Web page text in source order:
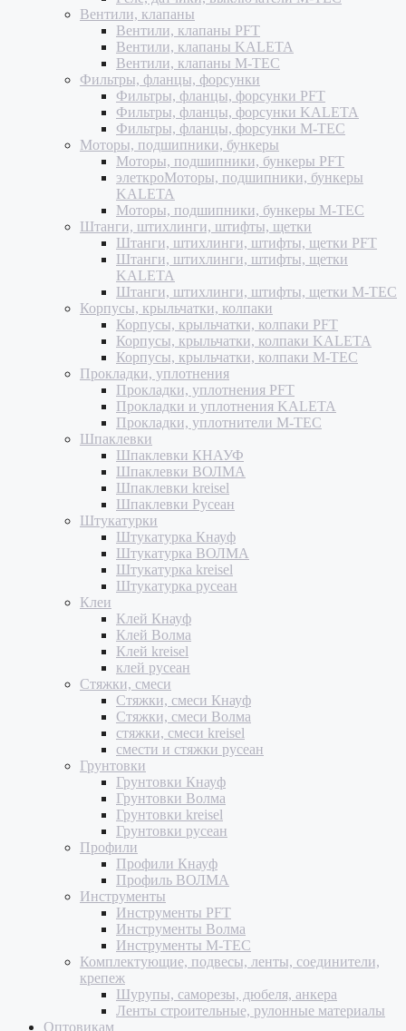
Вентили, клапаны
Вентили, клапаны PFT
Вентили, клапаны KALETA
Вентили, клапаны M-TEC
Фильтры, фланцы, форсунки
Фильтры, фланцы, форсунки PFT
Фильтры, фланцы, форсунки KALETA
Фильтры, фланцы, форсунки M-TEC
Моторы, подшипники, бункеры
Моторы, подшипники, бункеры PFT
элеткроМоторы, подшипники, бункеры
KALETA
Моторы, подшипники, бункеры M-TEC
Штанги, штихлинги, штифты, щетки
Штанги, штихлинги, штифты, щетки PFT
Штанги, штихлинги, штифты, щетки
KALETA
Штанги, штихлинги, штифты, щетки M-TEC
Корпусы, крыльчатки, колпаки
Корпусы, крыльчатки, колпаки PFT
Корпусы, крыльчатки, колпаки KALETA
Корпусы, крыльчатки, колпаки M-TEC
Прокладки, уплотнения
Прокладки, уплотнения PFT
Прокладки и уплотнения KALETA
Прокладки, уплотнители M-TEC
Шпаклевки
Шпаклевки КНАУФ
Шпаклевки ВОЛМА
Шпаклевки kreisel
Шпаклевки Русеан
Штукатурки
Штукатурка Кнауф
Штукатурка ВОЛМА
Штукатурка kreisel
Штукатурка русеан
Клеи
Клей Кнауф
Клей Волма
Клей kreisel
клей русеан
Стяжки, смеси
Стяжки, смеси Кнауф
Стяжки, смеси Волма
стяжки, смеси kreisel
смести и стяжки русеан
Грунтовки
Грунтовки Кнауф
Грунтовки Волма
Грунтовки kreisel
Грунтовки русеан
Профили
Профили Кнауф
Профиль ВОЛМА
Инструменты
Инструменты PFT
Инструменты Волма
Инструменты M-TEC
Комплектующие, подвесы, ленты, соединители,
крепеж
Шурупы, саморезы, дюбеля, анкера
Ленты строительные, рулонные материалы
Оптовикам